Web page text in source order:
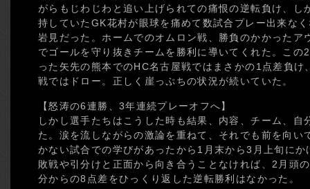
がらもじわじわと追い上げられての痛恨の逆転負け、し
持していたGK花村が眼球を痛めて数試合プレー出来な
岩見だった。ホームでのオムロン戦、勝負のかかったア
でゴールを守り抜きチームを勝利に導いてくれた。この
った矢先の熊本でのHC名古屋戦ではまさかの1点差負
戦ではドロー。正しく崖っぷちの状況が続いていた。
【怒涛の6連勝、3年連続プレーオフへ】
しかし選手たちはこうした時も結果、内容、チーム、自
た。涙を流しながらの激論を重ねて、それでも前を向い
かない試合での学びがあったから1月末から3月上旬に
敗戦や引分けと正面から向き合うことなければ、2月頭
分からの8点差をひっくり返した逆転勝利はなかった。